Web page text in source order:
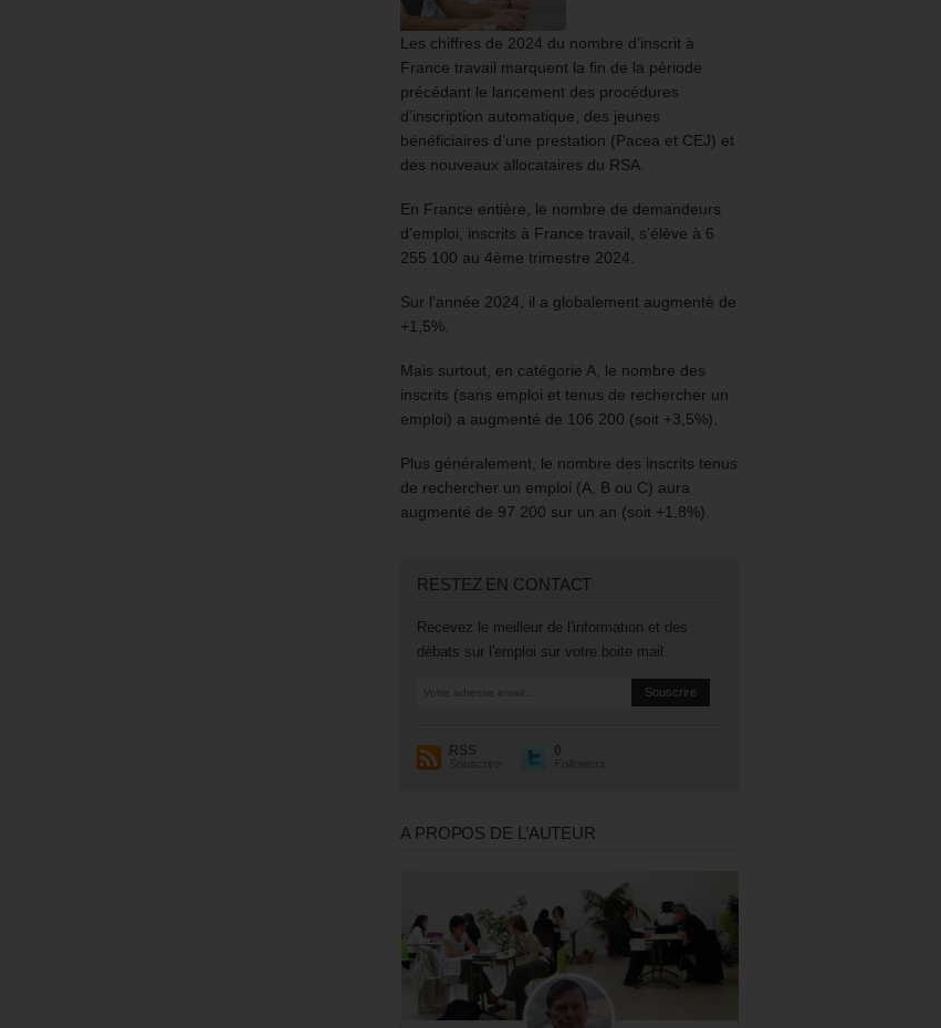
Les chiffres de 2024 du nombre d’inscrit à
France travail marquent la fin de la période
précédant le lancement des procédures
d’inscription automatique, des jeunes
bénéficiaires d’une prestation (Pacea et CEJ) et
des nouveaux allocataires du RSA.
En France entière, le nombre de demandeurs
d’emploi, inscrits à France travail, s’élève à 6
255 100 au 4ème trimestre 2024.
Sur l’année 2024, il a globalement augmenté de
+1,5%.
Mais surtout, en catégorie A, le nombre des
inscrits (sans emploi et tenus de rechercher un
emploi) a augmenté de 106 200 (soit +3,5%).
Plus généralement, le nombre des inscrits tenus
de rechercher un emploi (A, B ou C) aura
augmenté de 97 200 sur un an (soit +1,8%).
RESTEZ EN CONTACT
Recevez le meilleur de l'information et des
débats sur l'emploi sur votre boite mail.
RSS
Souscrire
0
Followers
A PROPOS DE L’AUTEUR